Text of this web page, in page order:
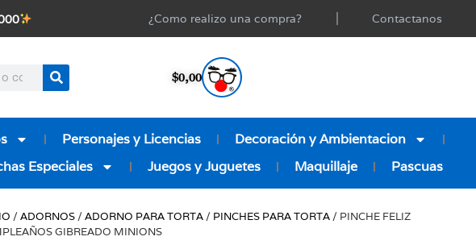
¿Como realizo una compra? Contactanos
$0,00
Personajes y Licencias
Decoración y Ambientacion
Especiales Juegos y Juguetes Maquillaje Pascuas
/ADORNOS/ADORNO PARA TORTA/ PINCHES PARA TORTA/ PINCHE FELIZ
GIBREADO MINIONS